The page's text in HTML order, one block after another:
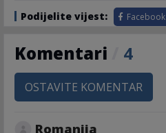
Podijelite vijest: Facebook
Komentari 4
OSTAVITE KOMENTAR
Romanija